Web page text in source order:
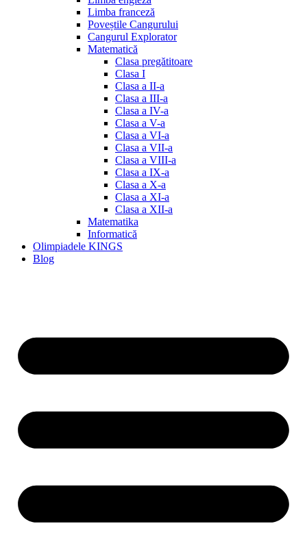
Limba franceză
Poveștile Cangurului
Cangurul Explorator
Matematică
Clasa pregătitoare
Clasa I
Clasa a II-a
Clasa a III-a
Clasa a IV-a
Clasa a V-a
Clasa a VI-a
Clasa a VII-a
Clasa a VIII-a
Clasa a IX-a
Clasa a X-a
Clasa a XI-a
Clasa a XII-a
Matematika
Informatică
Olimpiadele KINGS
Blog